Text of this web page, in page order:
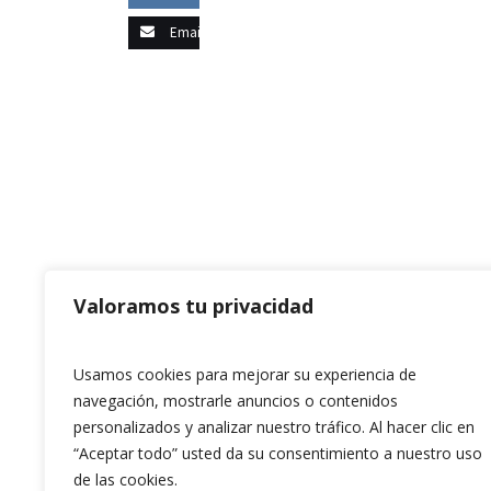
Valoramos tu privacidad
Usamos cookies para mejorar su experiencia de
navegación, mostrarle anuncios o contenidos
personalizados y analizar nuestro tráfico. Al hacer clic en
“Aceptar todo” usted da su consentimiento a nuestro uso
de las cookies.
Email this